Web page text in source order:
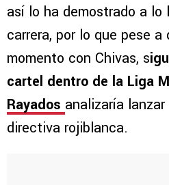
así lo ha demostrado a lo
carrera, por lo que pese
momento con Chivas, s
cartel dentro de la Liga
Rayados analizaría
directiva rojiblanca.